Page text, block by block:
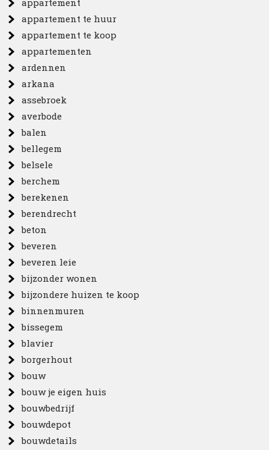
appartement
appartement te huur
appartement te koop
appartementen
ardennen
arkana
assebroek
averbode
balen
bellegem
belsele
berchem
berekenen
berendrecht
beton
beveren
beveren leie
bijzonder wonen
bijzondere huizen te koop
binnenmuren
bissegem
blavier
borgerhout
bouw
bouw je eigen huis
bouwbedrijf
bouwdepot
bouwdetails